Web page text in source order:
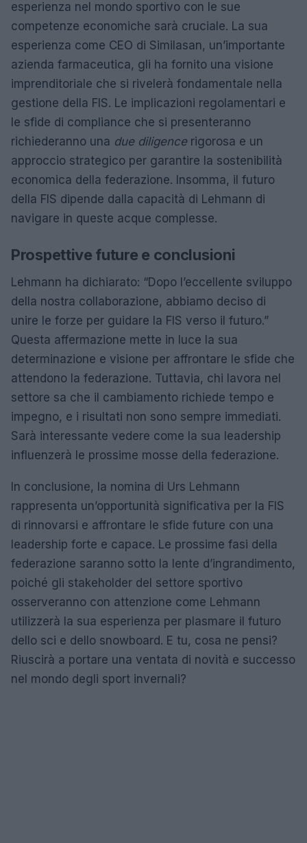
esperienza nel mondo sportivo con le sue
competenze economiche sarà cruciale. La sua
esperienza come CEO di Similasan, un’importante
azienda farmaceutica, gli ha fornito una visione
imprenditoriale che si rivelerà fondamentale nella
gestione della FIS. Le implicazioni regolamentari e
le sfide di compliance che si presenteranno
richiederanno una due diligencerigorosa e un
approccio strategico per garantire la sostenibilità
economica della federazione. Insomma, il futuro
della FIS dipende dalla capacità di Lehmann di
navigare in queste acque complesse.
Prospettive future e conclusioni
Lehmann ha dichiarato: “Dopo l’eccellente sviluppo
della nostra collaborazione, abbiamo deciso di
unire le forze per guidare la FIS verso il futuro.”
Questa affermazione mette in luce la sua
determinazione e visione per affrontare le sfide che
attendono la federazione. Tuttavia, chi lavora nel
settore sa che il cambiamento richiede tempo e
impegno, e i risultati non sono sempre immediati.
Sarà interessante vedere come la sua leadership
influenzerà le prossime mosse della federazione.
In conclusione, la nomina di Urs Lehmann
rappresenta un’opportunità significativa per la FIS
di rinnovarsi e affrontare le sfide future con una
leadership forte e capace. Le prossime fasi della
federazione saranno sotto la lente d’ingrandimento,
poiché gli stakeholder del settore sportivo
osserveranno con attenzione come Lehmann
utilizzerà la sua esperienza per plasmare il futuro
dello sci e dello snowboard. E tu, cosa ne pensi?
Riuscirà a portare una ventata di novità e successo
nel mondo degli sport invernali?